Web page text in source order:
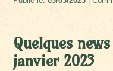
Quelques
janvier 2023